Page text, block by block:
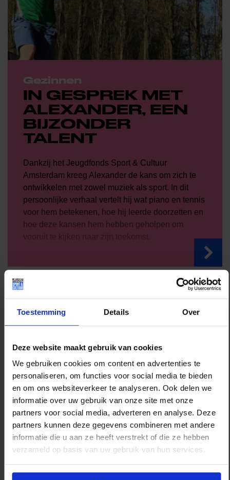
Toestemming Details Over
Deze website maakt gebruik van cookies
We gebruiken cookies om content en advertenties te
personaliseren, om functies voor social media te bieden
en om ons websiteverkeer te analyseren. Ook delen we
informatie over uw gebruik van onze site met onze
partners voor social media, adverteren en analyse. Deze
partners kunnen deze gegevens combineren met andere
informatie die u aan ze heeft verstrekt of die ze hebben
verzameld op basis van uw gebruik van hun services.
Gezinnen
IN GESPREK MET
ALEXANDER, EEN
BIJZONDER
TALENT
Dankzij het Jeugdfonds Sport & Cultuur
Amsterdam kreeg Alexander de kans om zich te
ontwikkelen met zowel muziek als sport. In dit
persoonlijke verhaal vertelt hij wat piano en tennis
voor hem betekenen, hoe hij leerde doorzetten en
hoe deze kansen hem hebben geholpen om
vooruit te kijken naar zijn toekomst.